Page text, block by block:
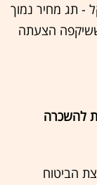
היה כ־67 אלף שקל - תג מחיר נמוך
הצעתה
הראל יציעו 157 דירות להשכרה
הביטוח